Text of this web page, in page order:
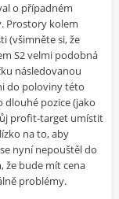
o případném
Prostory kolem
(všimněte si, že
S2 velmi podobná
následovanou
do poloviny této
dlouhé pozice (jako
profit-target umístit
na to, aby
nyní nepouštěl do
že bude mít cena
problémy.